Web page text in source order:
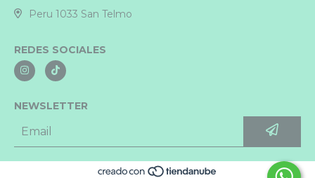
Peru 1033 San Telmo
REDES SOCIALES
NEWSLETTER